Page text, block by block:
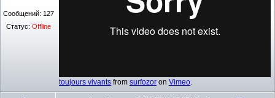
Сообщений: 127
Статус: Offline
toujours vivants from surfozor on Vimeo